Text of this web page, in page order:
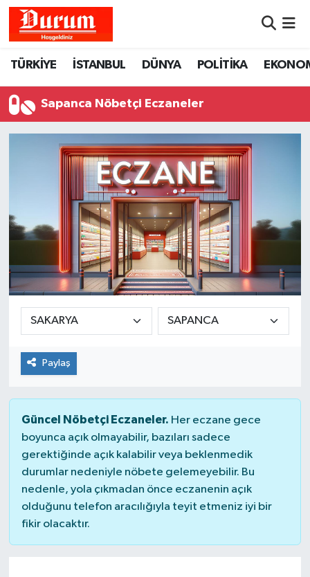
TÜRKİYE İSTANBUL DÜNYA POLİTİKA
Sapanca Nöbetçi Eczaneler
Paylaş
Güncel Nöbetçi Eczaneler. Her eczane gece
boyunca açık olmayabilir, bazıları sadece
gerektiğinde açık kalabilir veya beklenmedik
durumlar nedeniyle nöbete gelemeyebilir. Bu
nedenle, yola çıkmadan önce eczanenin açık
olduğunu telefon aracılığıyla teyit etmeniz iyi bir
fikir olacaktır.
Hava Durumu
Namaz Vakitleri
Trafik Durumu
Süper Lig Puan Durumu ve Fikstür
Tüm Manşetler
Son Dakika Haberleri
Haber Arşivi